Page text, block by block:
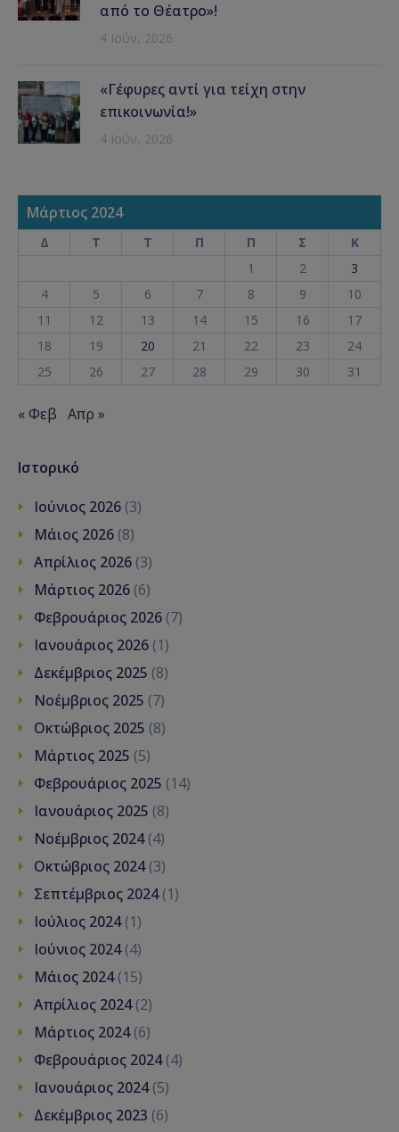
από το Θέατρο»!
4 Ιούν, 2026
«Γέφυρες αντί για τείχη στην
επικοινωνία!»
4 Ιούν, 2026
Μάρτιος 2024
Δ Τ Τ Π Π Σ
Κ
1
2
3
4
5 6 7 8 9
10
11
12 13 14 15 16
17
18
19 20 21 22 23
24
25
26 27 28 29 30 31
« Φεβ Απρ »
Ιστορικό
Ιούνιος 2026 (3)
Μάιος 2026 (8)
Απρίλιος 2026 (3)
Μάρτιος 2026 (6)
Φεβρουάριος 2026 (7)
Ιανουάριος 2026 (1)
Δεκέμβριος 2025 (8)
Νοέμβριος 2025 (7)
Οκτώβριος 2025 (8)
Μάρτιος 2025 (5)
Φεβρουάριος 2025 (14)
Ιανουάριος 2025 (8)
Νοέμβριος 2024(4)
Οκτώβριος 2024(3)
Σεπτέμβριος 2024(1)
Ιούλιος 2024(1)
Ιούνιος 2024(4)
Μάιος 2024(15)
Απρίλιος 2024(2)
Μάρτιος 2024(6)
Φεβρουάριος 2024(4)
Ιανουάριος 2024(5)
Δεκέμβριος 2023 (6)